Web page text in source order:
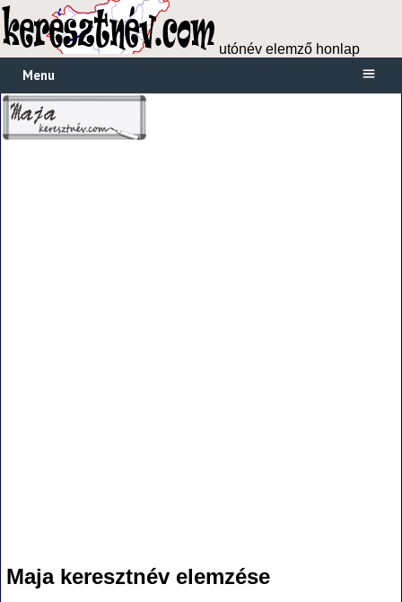
utónév elemző honlap
Menu
Maja keresztnév elemzése